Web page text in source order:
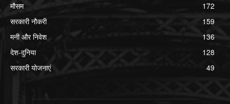
मौसम
172
सरकारी नौकरी
159
मनी और निवेश
136
देश-दुनिया
128
सरकारी योजनाएं
49